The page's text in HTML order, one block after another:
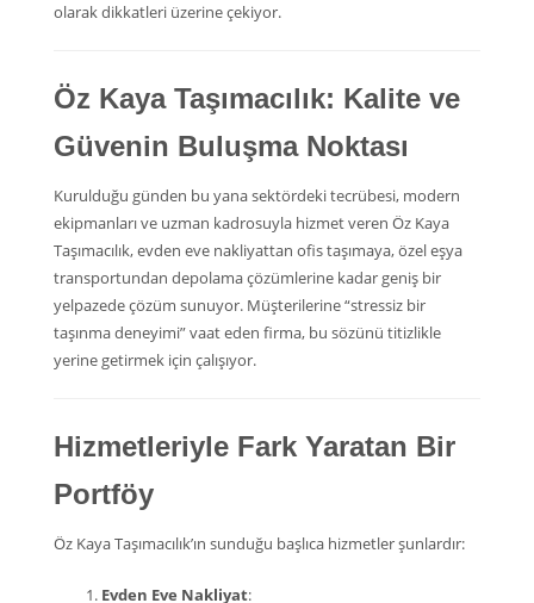
olarak dikkatleri üzerine çekiyor.
Öz Kaya Taşımacılık: Kalite ve
Güvenin Buluşma Noktası
Kurulduğu günden bu yana sektördeki tecrübesi, modern
ekipmanları ve uzman kadrosuyla hizmet veren Öz Kaya
Taşımacılık, evden eve nakliyattan ofis taşımaya, özel eşya
transportundan depolama çözümlerine kadar geniş bir
yelpazede çözüm sunuyor. Müşterilerine “stressiz bir
taşınma deneyimi” vaat eden firma, bu sözünü titizlikle
yerine getirmek için çalışıyor.
Hizmetleriyle Fark Yaratan Bir
Portföy
Öz Kaya Taşımacılık’ın sunduğu başlıca hizmetler şunlardır:
Evden Eve Nakliyat: